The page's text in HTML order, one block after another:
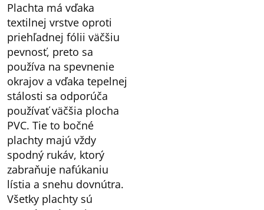
Plachta má vďaka
textilnej vrstve oproti
priehľadnej fólii väčšiu
pevnosť, preto sa
používa na spevnenie
okrajov a vďaka tepelnej
stálosti sa odporúča
používať väčšia plocha
PVC. Tie to bočné
plachty majú vždy
spodný rukáv, ktorý
zabraňuje nafúkaniu
lístia a snehu dovnútra.
Všetky plachty sú